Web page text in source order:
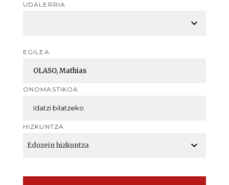
UDALERRIA
EGILEA
ONOMASTIKOA
HIZKUNTZA